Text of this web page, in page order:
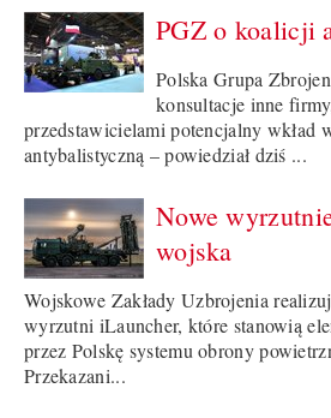
PGZ o koalicji
Polska Grupa
konsultacje inne
przedstawicielami potencjalny wkład
antybalistyczną – powiedział dziś ...
Nowe
wojska
Wojskowe Zakłady Uzbrojenia
wyrzutni iLauncher, które stanowią
przez Polskę systemu obrony
Przekazani...